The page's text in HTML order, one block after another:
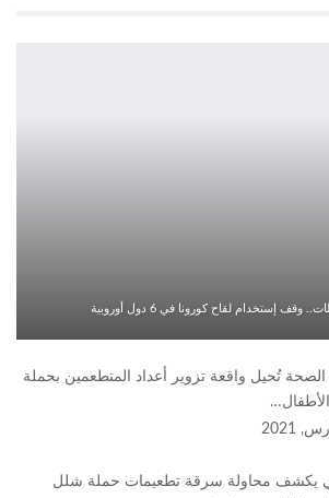
إستخدام لقاح كورونا في 6 دول أوروبية
الصحة تُحيل واقعة تزوير أعداد المتطعمين بحملة
يكشف محاولة سرقة تطعيمات حملة شلل